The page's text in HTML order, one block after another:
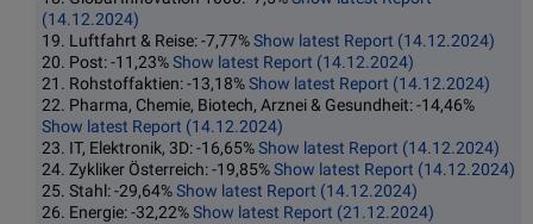
(14.12.2024)
19. Luftfahrt & Reise: -7,77%Show latest Report (14.12.2024)
20. Post: -11,23%Show latest Report (14.12.2024)
21. Rohstoffaktien: -13,18%Show latest Report (14.12.2024)
22. Pharma, Chemie, Biotech, Arznei & Gesundheit: -14,46%
Show latest Report (14.12.2024)
23. IT, Elektronik, 3D: -16,65%Show latest Report (14.12.2024)
24. Zykliker Österreich: -19,85%Show latest Report (14.12.2024)
25. Stahl: -29,64%Show latest Report (14.12.2024)
26. Energie: -32,22%Show latest Report (21.12.2024)